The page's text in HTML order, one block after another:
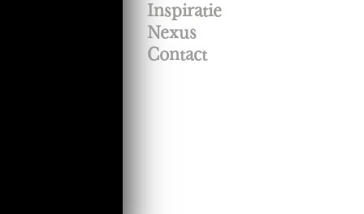
Inspiratie
Nexus
Contact